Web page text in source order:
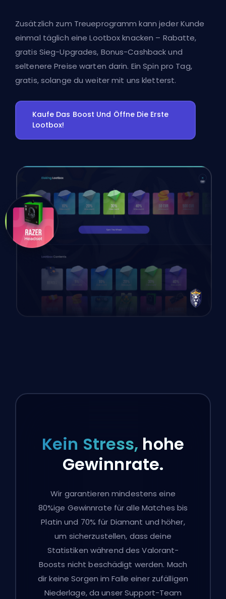
Zusätzlich zum Treueprogramm kann jeder Kunde
einmal täglich eine Lootbox knacken – Rabatte,
gratis Sieg-Upgrades, Bonus-Cashback und
seltenere Preise warten darin. Ein Spin pro Tag,
gratis, solange du weiter mit uns kletterst.
Kaufe Das Boost Und Öffne Die Erste
Lootbox!
Kein Stress, hohe
Gewinnrate.
Wir garantieren mindestens eine
80%ige Gewinnrate für alle Matches bis
Platin und 70% für Diamant und höher,
um sicherzustellen, dass deine
Statistiken während des Valorant-
Boosts nicht beschädigt werden. Mach
dir keine Sorgen im Falle einer zufälligen
Niederlage, da unser Support-Team